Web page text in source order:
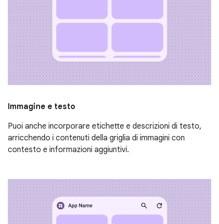
Immagine e testo
Puoi anche incorporare etichette e descrizioni di testo,
arricchendo i contenuti della griglia di immagini con
contesto e informazioni aggiuntivi.